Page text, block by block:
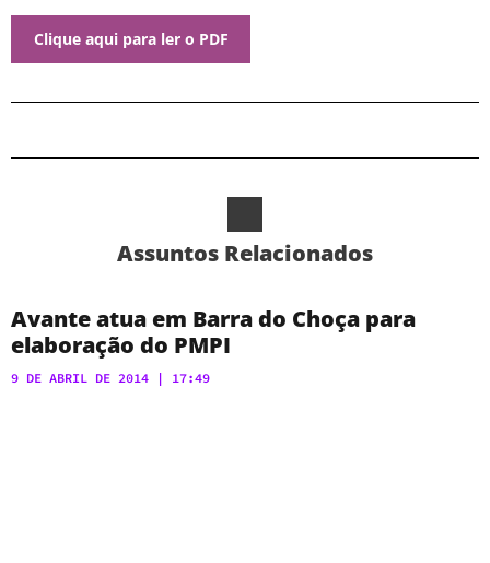
Clique aqui para ler o PDF
Assuntos Relacionados
Avante atua em Barra do Choça para
elaboração do PMPI
9 DE ABRIL DE 2014 17:49